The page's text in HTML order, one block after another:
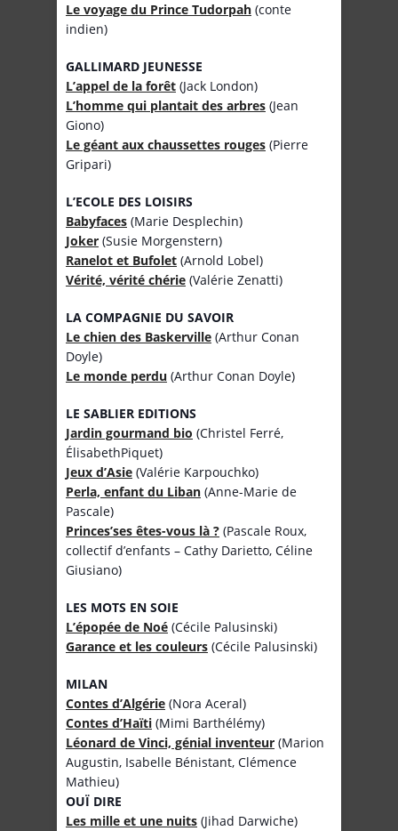
Le voyage du Prince Tudorpah (conte
indien)
GALLIMARD JEUNESSE
L’appel de la forêt (Jack London)
L’homme qui plantait des arbres (Jean
Giono)
Le géant aux chaussettes rouges (Pierre
Gripari)
L’ECOLE DES LOISIRS
Babyfaces (Marie Desplechin)
Joker (Susie Morgenstern)
Ranelot et Bufolet (Arnold Lobel)
Vérité, vérité chérie (Valérie Zenatti)
LA COMPAGNIE DU SAVOIR
Le chien des Baskerville (Arthur Conan
Doyle)
Le monde perdu (Arthur Conan Doyle)
LE SABLIER EDITIONS
Jardin gourmand bio (Christel Ferré,
ÉlisabethPiquet)
Jeux d’Asie (Valérie Karpouchko)
Perla, enfant du Liban (Anne-Marie de
Pascale)
Princes’ses êtes-vous là ? (Pascale Roux,
collectif d’enfants – Cathy Darietto, Céline
Giusiano)
LES MOTS EN SOIE
L’épopée de Noé (Cécile Palusinski)
Garance et les couleurs (Cécile Palusinski)
MILAN
Contes d’Algérie (Nora Aceral)
Contes d’Haïti (Mimi Barthélémy)
Léonard de Vinci, génial inventeur (Marion
Augustin, Isabelle Bénistant, Clémence
Mathieu)
OUÏ DIRE
Les mille et une nuits (Jihad Darwiche)